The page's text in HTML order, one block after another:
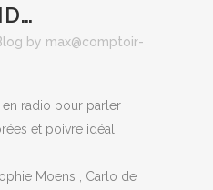
by max@comptoir-
radio pour parler
et poivre idéal
Moens , Carlo de